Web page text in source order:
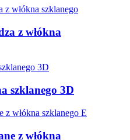
z włókna
szklanego 3D
z włókna